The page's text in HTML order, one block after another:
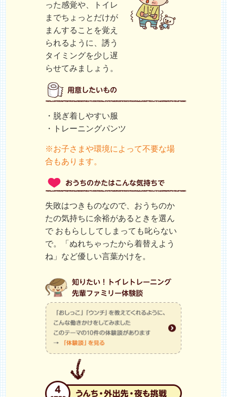
った感覚や、トイレ
までちょっとだけが
まんすることを覚え
られるように、誘う
タイミングを少し遅
らせてみましょう。
・脱ぎ着しやすい服
・トレーニングパンツ
※お子さまや環境によって不要な場
合もあります。
失敗はつきものなので、おうちのか
たの気持ちに余裕があるときを選ん
で おもらししてしまっても叱らない
で。「ぬれちゃったから着替えよう
ね」など優しい言葉かけを。